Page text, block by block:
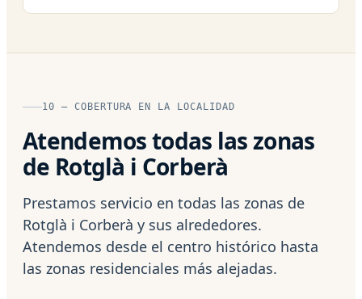
10 — COBERTURA EN LA LOCALIDAD
Atendemos todas las zonas
de Rotglà i Corberà
Prestamos servicio en todas las zonas de
Rotglà i Corberà y sus alrededores.
Atendemos desde el centro histórico hasta
las zonas residenciales más alejadas.